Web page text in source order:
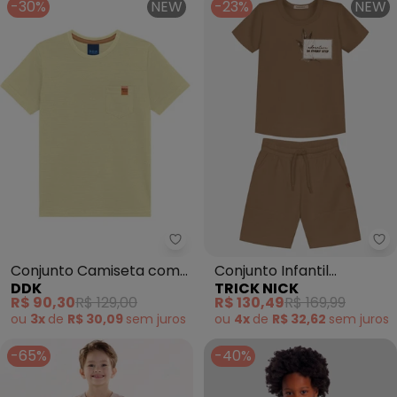
-30% NEW
Ddk - Conjunto Camiseta com
Conjunto Camiseta com
Bolso e Bermuda
(Marrom)
DDK
R$ 90,30R$ 129,00
ou 3x de R$ 30,09 sem juros
-23% NEW
Conjunto Infantil
Camiseta com Bermuda
(Marrom)
TRICK NICK
R$ 130,49R$ 169,99
ou 4x de R$ 32,62 sem juros
-65% -40%